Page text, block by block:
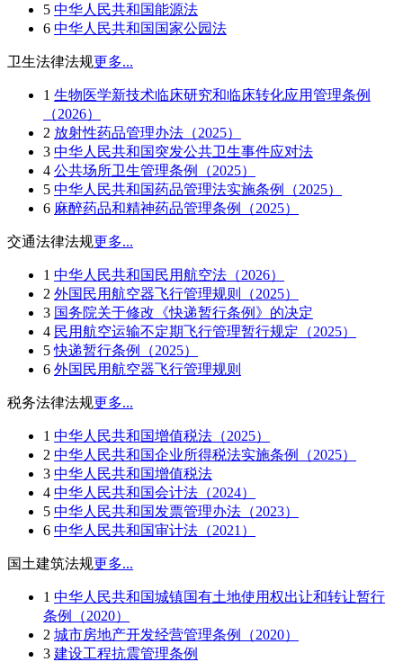
5 中华人民共和国能源法
6 中华人民共和国国家公园法
卫生法律法规更多...
1 生物医学新技术临床研究和临床转化应用管理条例
（2026）
2 放射性药品管理办法（2025）
3 中华人民共和国突发公共卫生事件应对法
4 公共场所卫生管理条例（2025）
5 中华人民共和国药品管理法实施条例（2025）
6 麻醉药品和精神药品管理条例（2025）
交通法律法规更多...
1 中华人民共和国民用航空法（2026）
2 外国民用航空器飞行管理规则（2025）
3 国务院关于修改《快递暂行条例》的决定
4 民用航空运输不定期飞行管理暂行规定（2025）
5 快递暂行条例（2025）
6 外国民用航空器飞行管理规则
税务法律法规更多...
1 中华人民共和国增值税法（2025）
2 中华人民共和国企业所得税法实施条例（2025）
3 中华人民共和国增值税法
4 中华人民共和国会计法（2024）
5 中华人民共和国发票管理办法（2023）
6 中华人民共和国审计法（2021）
国土建筑法规更多...
1 中华人民共和国城镇国有土地使用权出让和转让暂行
条例（2020）
2 城市房地产开发经营管理条例（2020）
3 建设工程抗震管理条例